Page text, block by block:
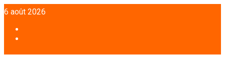
Aller
au
contenu
6 août 2026